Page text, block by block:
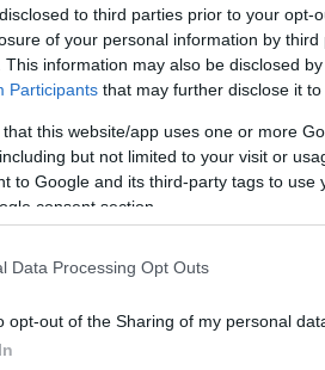
to third parties prior to your opt-
of your personal information by third
This information may also be disclosed
Participants that may further disclose it
that this website/app uses one or more
but not limited to your visit or
to Google and its third-party tags to
consent section.
Data Processing Opt Outs
opt-out of the Sharing of my personal
a havazás